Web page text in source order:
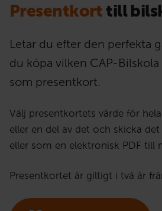
Presentkort till
Letar du efter den perfekta
du köpa vilken CAP-
som presentkort.
Välj presentkortets värde för
eller en del av det och skicka
eller som en elektronisk PDF till
Presentkortet är giltigt i två år